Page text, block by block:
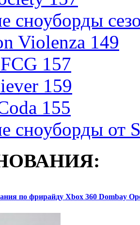
сноуборды
Violenza 149
157
159
155
сноуборды от
по фрирайду Xbox 360 Dombay